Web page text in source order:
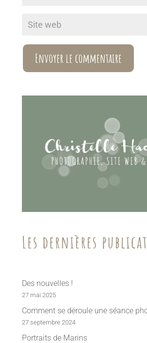
Envoyer le commentaire
Les dernières
Des nouvelles !
27 mai 2025
Comment se déroule une séance
27 septembre 2024
Portraits de Marins